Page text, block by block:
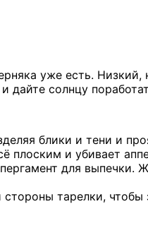
уже есть. Низкий,
солнцу
блики и тени и
плоским и убивает
для выпечки.
тарелки, чтобы